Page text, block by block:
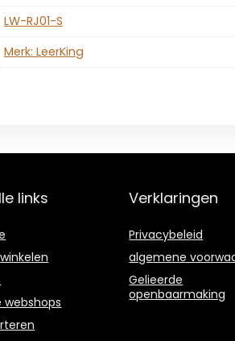
‎LW-RJ01-S
Merk: LeerKing
links
webshops
Verklaringen
Privacybeleid
algemene
Gelieerde
openbaarmaking